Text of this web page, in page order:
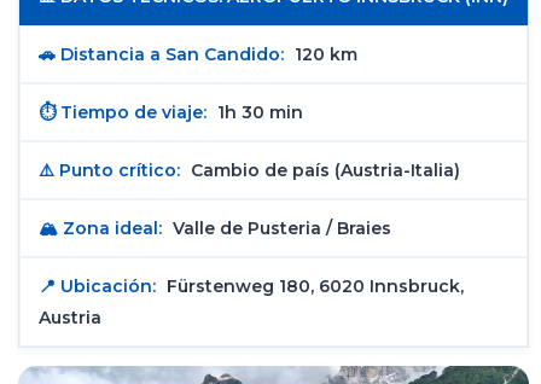
🚗 Distancia a San Candido: 120 km
⏱️ Tiempo de viaje: 1h 30 min
⚠️ Punto crítico: Cambio de país (Austria-Italia)
🏔️ Zona ideal: Valle de Pusteria / Braies
📍 Ubicación: Fürstenweg 180, 6020 Innsbruck,
Austria